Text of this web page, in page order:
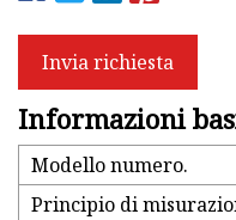
Invia richiesta
Informazioni
Modello numero.
Principio di